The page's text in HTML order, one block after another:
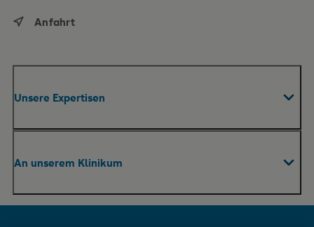
Unsere Expertisen
Roboterassistierte Chirurgie
Praxen
An unserem Klinikum
Ihr Aufenthalt
Anfahrt